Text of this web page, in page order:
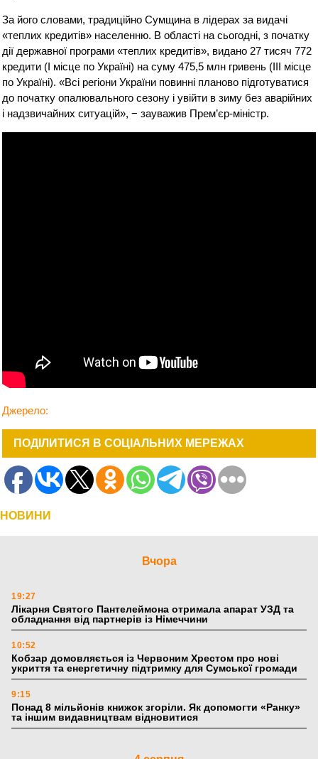
За його словами, традиційно Сумщина в лідерах за видачі
«теплих кредитів» населенню. В області на сьогодні, з початку
дії державної програми «теплих кредитів», видано 27 тисяч 772
кредити (І місце по Україні) на суму 475,5 млн гривень (ІІІ місце
по Україні). «Всі регіони України повинні планово підготуватися
до початку опалювального сезону і увійти в зиму без аварійних
і надзвичайних ситуацій», − зауважив Прем’єр-міністр.
Джерело:
ПОДІЛИТИСЯ В СОЦІАЛЬНИХ МЕРЕЖАХ
НОВИНИ
Вчора
19:27
Лікарня Святого Пантелеймона отримала апарат УЗД та
обладнання від партнерів із Німеччини
10:52
Кобзар домовляється із Червоним Хрестом про нові
укриття та енергетичну підтримку для Сумської громади
9:15
Понад 8 мільйонів книжок згоріли. Як допомогти «Ранку»
та іншим видавництвам відновитися